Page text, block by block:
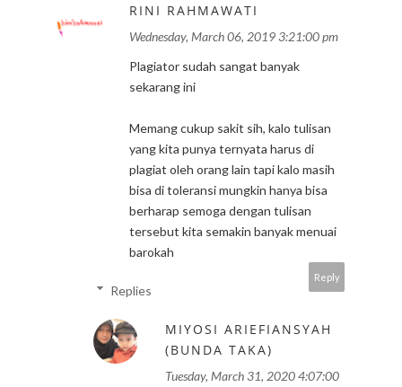
RINI RAHMAWATI
Wednesday, March 06, 2019 3:21:00 pm
Plagiator sudah sangat banyak
sekarang ini
Memang cukup sakit sih, kalo tulisan
yang kita punya ternyata harus di
plagiat oleh orang lain tapi kalo masih
bisa di toleransi mungkin hanya bisa
berharap semoga dengan tulisan
tersebut kita semakin banyak menuai
barokah
Reply
Replies
MIYOSI ARIEFIANSYAH
(BUNDA TAKA)
Tuesday, March 31, 2020 4:07:00